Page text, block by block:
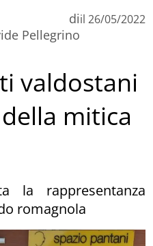
di
Pellegrino
il 26/05/2022
valdostani
mitica
la rappresentanza
romagnola